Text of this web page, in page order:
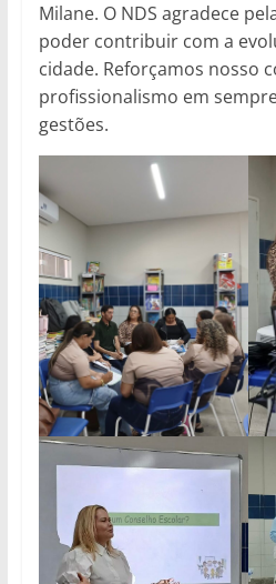
Milane. O NDS agradece
poder contribuir com a
cidade. Reforçamos nosso
profissionalismo em
gestões.